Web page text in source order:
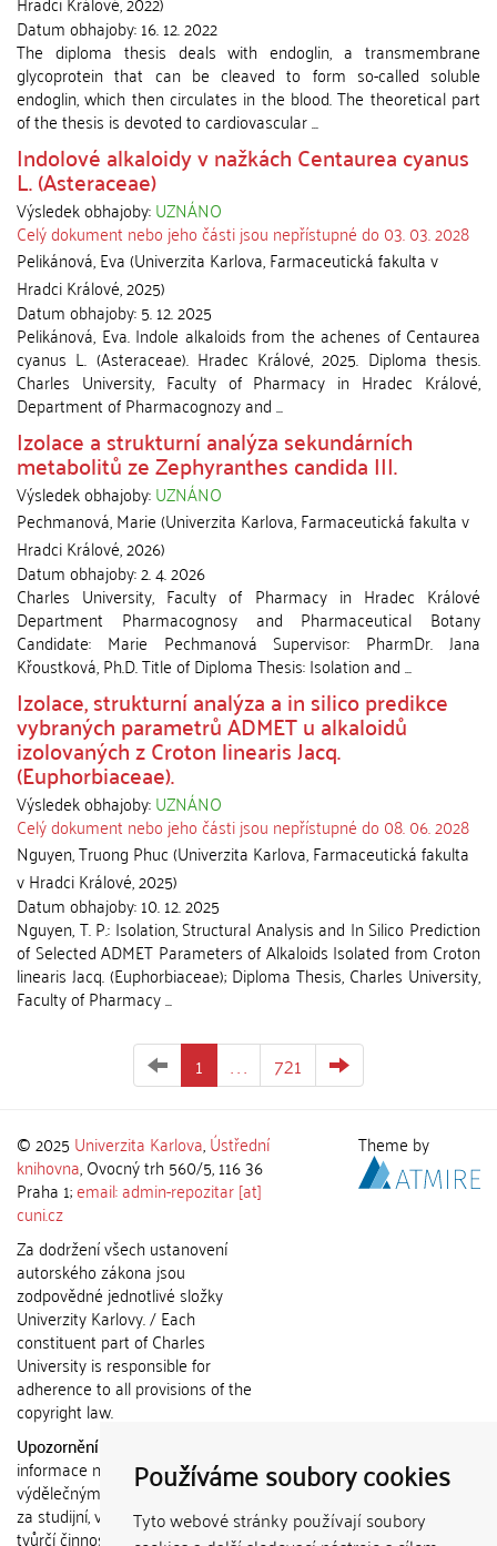
Používáme soubory cookies
Tyto webové stránky používají soubory
Datum obhajoby:16. 12. 2022
The diploma thesis deals with endoglin, a transmembrane
glycoprotein that can be cleaved to form so-called soluble
endoglin, which then circulates in the blood. The theoretical part
of the thesis is devoted to cardiovascular ...
Indolové alkaloidy v nažkách Centaurea cyanus
L. (Asteraceae)
Výsledek obhajoby:UZNÁNO
Celý dokument nebo jeho části jsou nepřístupné do 03. 03. 2028
Pelikánová, Eva(Univerzita Karlova, Farmaceutická fakulta v
Hradci Králové,2025)
Datum obhajoby:5. 12. 2025
Pelikánová, Eva. Indole alkaloids from the achenes of Centaurea
cyanus L. (Asteraceae). Hradec Králové, 2025. Diploma thesis.
Charles University, Faculty of Pharmacy in Hradec Králové,
Department of Pharmacognozy and ...
Izolace a strukturní analýza sekundárních
metabolitů ze Zephyranthes candida III.
Výsledek obhajoby:UZNÁNO
Pechmanová, Marie(Univerzita Karlova, Farmaceutická fakulta v
Hradci Králové,2026)
Datum obhajoby:2. 4. 2026
Charles University, Faculty of Pharmacy in Hradec Králové
Department Pharmacognosy and Pharmaceutical Botany
Candidate: Marie Pechmanová Supervisor: PharmDr. Jana
Křoustková, Ph.D. Title of Diploma Thesis: Isolation and ...
Izolace, strukturní analýza a in silico predikce
vybraných parametrů ADMET u alkaloidů
izolovaných z Croton linearis Jacq.
(Euphorbiaceae).
Výsledek obhajoby:UZNÁNO
Celý dokument nebo jeho části jsou nepřístupné do 08. 06. 2028
Nguyen, Truong Phuc(Univerzita Karlova, Farmaceutická fakulta
v Hradci Králové,2025)
Datum obhajoby:10. 12. 2025
Nguyen, T. P.: Isolation, Structural Analysis and In Silico Prediction
of Selected ADMET Parameters of Alkaloids Isolated from Croton
linearis Jacq. (Euphorbiaceae); Diploma Thesis, Charles University,
Faculty of Pharmacy ...
1 . . . 721
© 2025 Univerzita Karlova,Ústřední
knihovna, Ovocný trh 560/5, 116 36
Praha 1;email: admin-repozitar [at]
cuni.cz
Za dodržení všech ustanovení
autorského zákona jsou
zodpovědné jednotlivé složky
Univerzity Karlovy. / Each
constituent part of Charles
University is responsible for
adherence to all provisions of the
copyright law.
Upozornění / Notice:
informace nemohou být použity k
výdělečným účelům nebo vydávány
za studijní, vědeckou nebo jinou
tvůrčí činnost jiné osoby než autora.
Theme by